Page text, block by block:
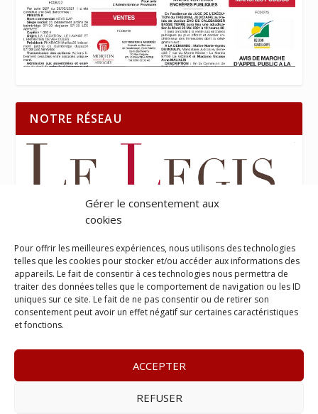
Gérer le consentement aux
cookies
Pour offrir les meilleures expériences, nous utilisons des technologies
telles que les cookies pour stocker et/ou accéder aux informations des
appareils. Le fait de consentir à ces technologies nous permettra de
traiter des données telles que le comportement de navigation ou les ID
uniques sur ce site. Le fait de ne pas consentir ou de retirer son
consentement peut avoir un effet négatif sur certaines caractéristiques
et fonctions.
ACCEPTER
REFUSER
NOTRE RÉSEAU
– www.leprobant.fr –